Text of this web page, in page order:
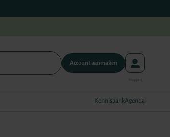
Account aanmaken
KennisbankAgenda